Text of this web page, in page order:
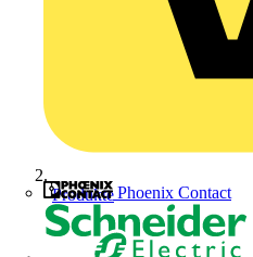
Phoenix Contact
Produkte